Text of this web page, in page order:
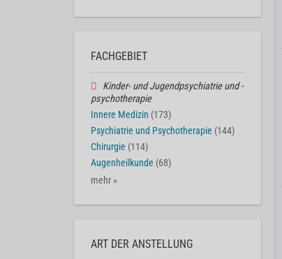
FACHGEBIET
Kinder- und Jugendpsychiatrie und -
psychotherapie
Innere Medizin (173)
Psychiatrie und Psychotherapie (144)
Chirurgie (114)
Augenheilkunde (68)
mehr »
ART DER ANSTELLUNG